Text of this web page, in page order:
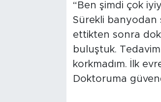
“Ben şimdi çok
Sürekli
ettikten sonra
buluştuk.
korkmadım. İlk
Doktoruma